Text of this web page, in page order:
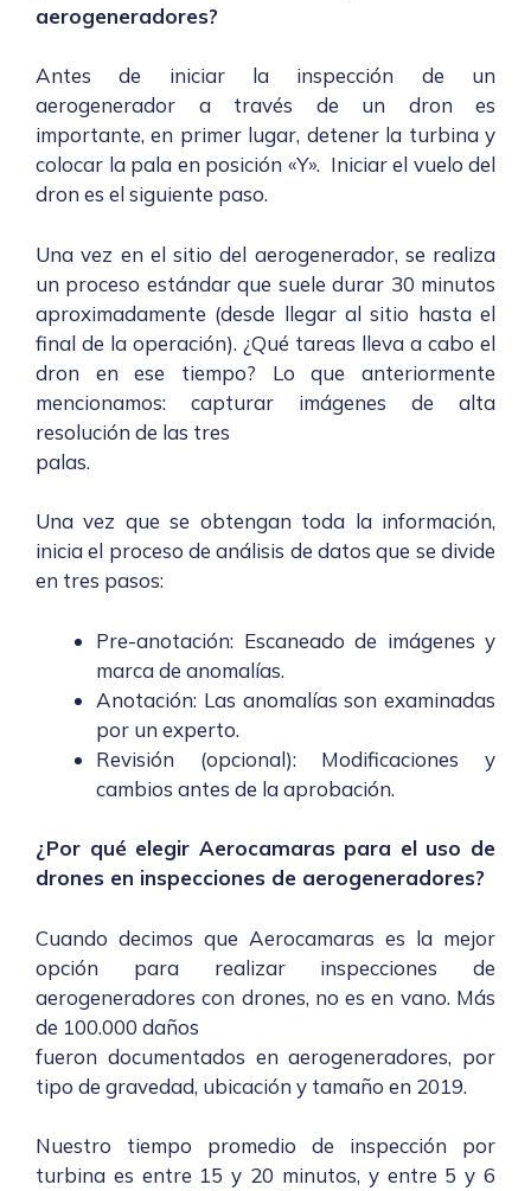
aerogeneradores?
Antes de iniciar la inspección de un
aerogenerador a través de un dron es
importante, en primer lugar, detener la turbina y
colocar la pala en posición «Y». Iniciar el vuelo del
dron es el siguiente paso.
Una vez en el sitio del aerogenerador, se realiza
un proceso estándar que suele durar 30 minutos
aproximadamente (desde llegar al sitio hasta el
final de la operación). ¿Qué tareas lleva a cabo el
dron en ese tiempo? Lo que anteriormente
mencionamos: capturar imágenes de alta
resolución de las tres
palas.
Una vez que se obtengan toda la información,
inicia el proceso de análisis de datos que se divide
en tres pasos:
Pre-anotación: Escaneado de imágenes y
marca de anomalías.
Anotación: Las anomalías son examinadas
por un experto.
Revisión (opcional): Modificaciones y
cambios antes de la aprobación.
¿Por qué elegir Aerocamaras para el uso de
drones en inspecciones de aerogeneradores?
Cuando decimos que Aerocamaras es la mejor
opción para realizar inspecciones de
aerogeneradores con drones, no es en vano. Más
de 100.000 daños
fueron documentados en aerogeneradores, por
tipo de gravedad, ubicación y tamaño en 2019.
Nuestro tiempo promedio de inspección por
turbina es entre 15 y 20 minutos, y entre 5 y 6